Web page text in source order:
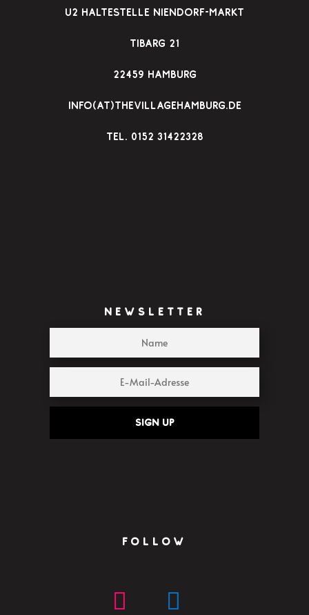
u2 Haltestelle Niendorf-Markt
Tibarg 21
22459 Hamburg
info(at)thevillagehamburg.de
TEl. 0152 31422328
NEWSLETTER
Sign up
FOLLOW